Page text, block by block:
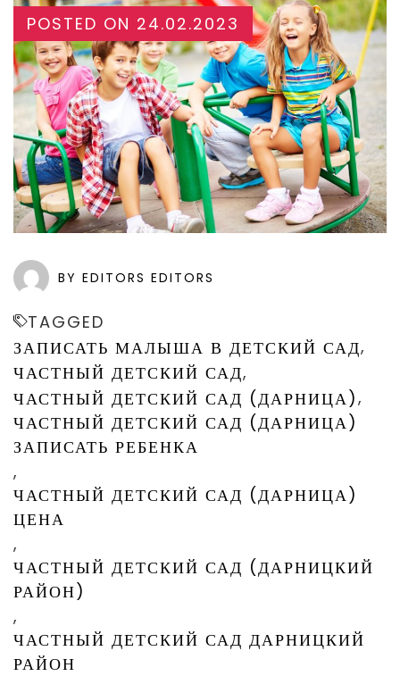
POSTED ON 24.02.2023
BY EDITORS EDITORS
TAGGED
ЗАПИСАТЬ МАЛЫША В ДЕТСКИЙ САД,
ЧАСТНЫЙ ДЕТСКИЙ САД,
ЧАСТНЫЙ ДЕТСКИЙ САД (ДАРНИЦА),
ЧАСТНЫЙ ДЕТСКИЙ САД (ДАРНИЦА)
ЗАПИСАТЬ РЕБЕНКА
,
ЧАСТНЫЙ ДЕТСКИЙ САД (ДАРНИЦА)
ЦЕНА
,
ЧАСТНЫЙ ДЕТСКИЙ САД (ДАРНИЦКИЙ
РАЙОН)
,
ЧАСТНЫЙ ДЕТСКИЙ САД ДАРНИЦКИЙ
РАЙОН